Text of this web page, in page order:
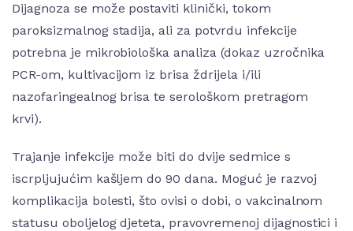
Dijagnoza se može postaviti klinički, tokom
paroksizmalnog stadija, ali za potvrdu infekcije
potrebna je mikrobiološka analiza (dokaz uzročnika
PCR-om, kultivacijom iz brisa ždrijela i/ili
nazofaringealnog brisa te serološkom pretragom
krvi).
Trajanje infekcije može biti do dvije sedmice s
iscrpljujućim kašljem do 90 dana. Moguć je razvoj
komplikacija bolesti, što ovisi o dobi, o vakcinalnom
statusu oboljelog djeteta, pravovremenoj dijagnostici i